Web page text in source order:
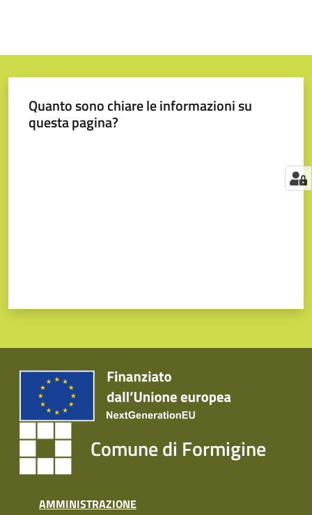
Quanto sono chiare le informazioni su
questa pagina?
Comune di Formigine
AMMINISTRAZIONE